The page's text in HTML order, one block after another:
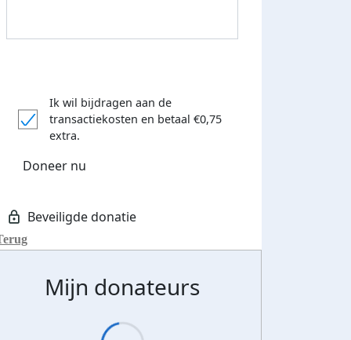
Ik wil bijdragen aan de
transactiekosten en betaal €0,75
extra.
Doneer nu
Mijn donateurs